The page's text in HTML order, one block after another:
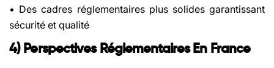
• Des cadres réglementaires plus solides garantissant
sécurité et qualité
4) Perspectives Réglementaires En France